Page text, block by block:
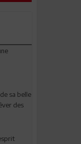
sa belle
des